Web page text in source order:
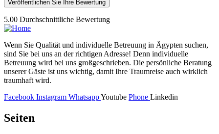
5.00 Durchschnittliche Bewertung
Wenn Sie Qualität und individuelle Betreuung in Ägypten suchen,
sind Sie bei uns an der richtigen Adresse! Denn individuelle
Betreuung wird bei uns großgeschrieben. Die persönliche Beratung
unserer Gäste ist uns wichtig, damit Ihre Traumreise auch wirklich
traumhaft wird.
Facebook Instagram WhatsappYoutube Phone Linkedin
Seiten